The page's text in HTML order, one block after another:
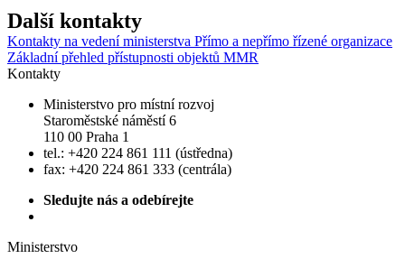
Další kontakty
Kontakty na vedení ministerstva Přímo a nepřímo řízené organizace
Základní přehled přístupnosti objektů MMR
Kontakty
Ministerstvo pro místní rozvoj
Staroměstské náměstí 6
110 00 Praha 1
tel.: +420 224 861 111 (ústředna)
fax: +420 224 861 333 (centrála)
Sledujte nás a odebírejte
Ministerstvo